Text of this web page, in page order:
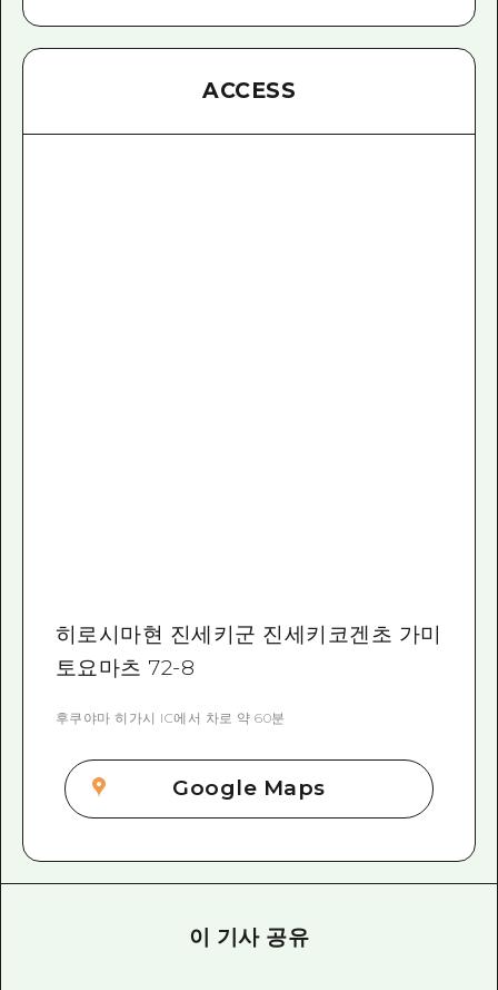
ACCESS
히로시마현 진세키군 진세키코겐초 가미
토요마츠 72-8
후쿠야마 히가시 IC에서 차로 약 60분
Google Maps
이 기사 공유